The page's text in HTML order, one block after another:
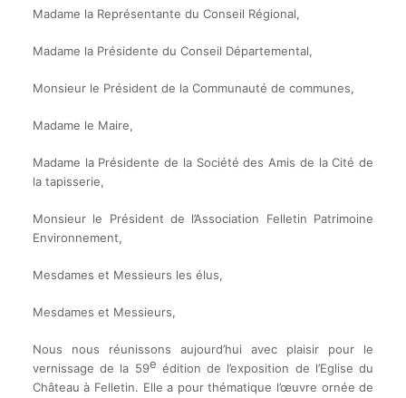
Madame la Représentante du Conseil Régional,
Madame la Présidente du Conseil Départemental,
Monsieur le Président de la Communauté de communes,
Madame le Maire,
Madame la Présidente de la Société des Amis de la Cité de
la tapisserie,
Monsieur le Président de l’Association Felletin Patrimoine
Environnement,
Mesdames et Messieurs les élus,
Mesdames et Messieurs,
Nous nous réunissons aujourd’hui avec plaisir pour le
vernissage de la 59e édition de l’exposition de l’Eglise du
Château à Felletin. Elle a pour thématique l’œuvre ornée de